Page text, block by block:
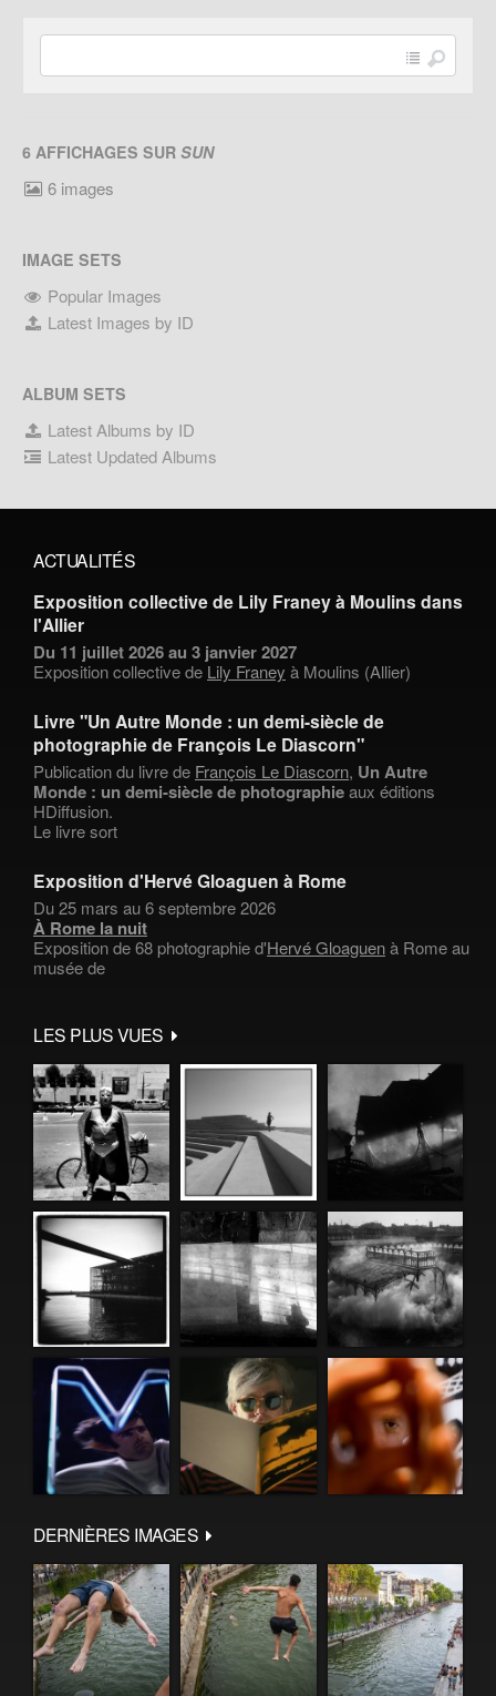
6 AFFICHAGES SUR SUN
6 images
IMAGE SETS
Popular Images
Latest Images by ID
ALBUM SETS
Latest Albums by ID
Latest Updated Albums
ACTUALITÉS
Exposition collective de Lily Franey à Moulins dans
l'Allier
Du 11 juillet 2026 au 3 janvier 2027
Exposition collective de Lily Franey à Moulins (Allier)
Livre "Un Autre Monde : un demi-siècle de
photographie de François Le Diascorn"
Publication du livre de François Le Diascorn, Un Autre
Monde : un demi-siècle de photographieaux éditions
HDiffusion.
Le livre sort
Exposition d'Hervé Gloaguen à Rome
Du 25 mars au 6 septembre 2026
À Rome la nuit
Exposition de 68 photographie d'Hervé Gloaguenà Rome au
musée de
LES PLUS VUES
DERNIÈRES IMAGES